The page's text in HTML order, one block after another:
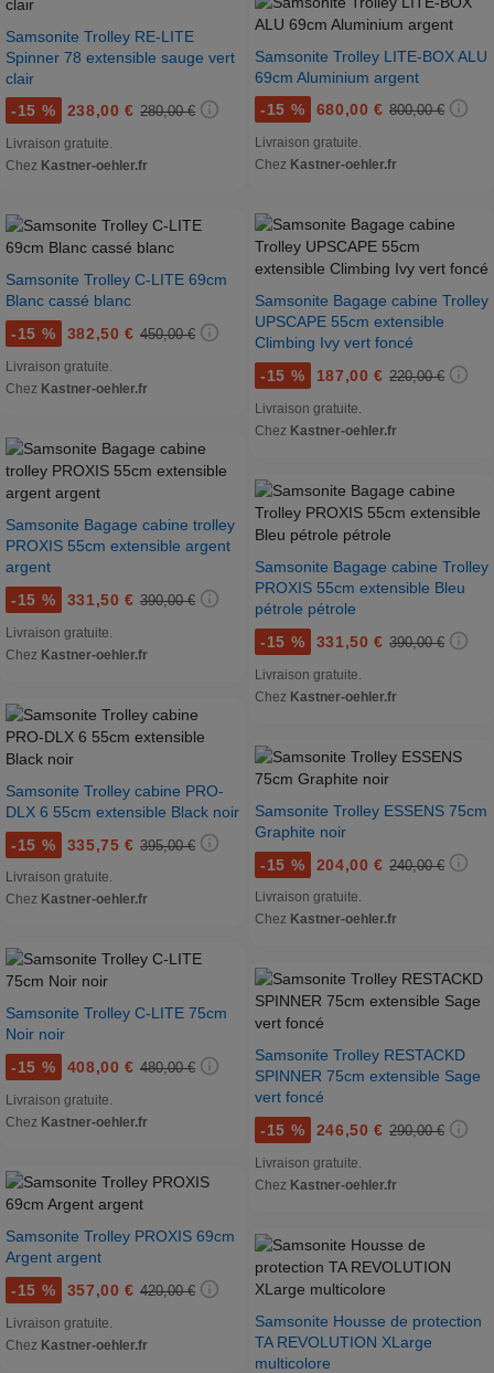
Samsonite Trolley RE-LITE
Spinner 78 extensible sauge vert
clair
-15 % 238,00 € 280,00 €
Livraison gratuite.
Chez Kastner-oehler.fr
Samsonite Trolley C-LITE 69cm
Blanc cassé blanc
-15 % 382,50 € 450,00 €
Livraison gratuite.
Chez Kastner-oehler.fr
Samsonite Bagage cabine trolley
PROXIS 55cm extensible argent
argent
-15 % 331,50 € 390,00 €
Livraison gratuite.
Chez Kastner-oehler.fr
Samsonite Trolley cabine PRO-
DLX 6 55cm extensible Black noir
-15 % 335,75 € 395,00 €
Livraison gratuite.
Chez Kastner-oehler.fr
Samsonite Trolley C-LITE 75cm
Noir noir
-15 % 408,00 € 480,00 €
Livraison gratuite.
Chez Kastner-oehler.fr
Samsonite Trolley PROXIS 69cm
Argent argent
-15 % 357,00 € 420,00 €
Livraison gratuite.
Chez Kastner-oehler.fr
Samsonite Trolley LITE-BOX ALU
69cm Aluminium argent
-15 % 680,00 € 800,00 €
Livraison gratuite.
Chez Kastner-oehler.fr
Samsonite Bagage cabine Trolley
UPSCAPE 55cm extensible
Climbing Ivy vert foncé
-15 % 187,00 € 220,00 €
Livraison gratuite.
Chez Kastner-oehler.fr
Samsonite Bagage cabine Trolley
PROXIS 55cm extensible Bleu
pétrole pétrole
-15 % 331,50 € 390,00 €
Livraison gratuite.
Chez Kastner-oehler.fr
Samsonite Trolley ESSENS 75cm
Graphite noir
-15 % 204,00 € 240,00 €
Livraison gratuite.
Chez Kastner-oehler.fr
Samsonite Trolley RESTACKD
SPINNER 75cm extensible Sage
vert foncé
-15 % 246,50 € 290,00 €
Livraison gratuite.
Chez Kastner-oehler.fr
Samsonite Housse de protection
TA REVOLUTION XLarge
multicolore